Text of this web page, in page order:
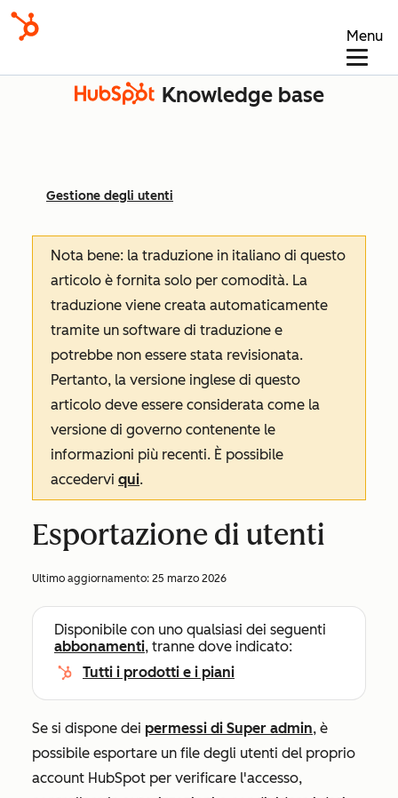
Menu
Knowledge base
Gestione degli utenti
Nota bene: la traduzione in italiano di questo
articolo è fornita solo per comodità. La
traduzione viene creata automaticamente
tramite un software di traduzione e
potrebbe non essere stata revisionata.
Pertanto, la versione inglese di questo
articolo deve essere considerata come la
versione di governo contenente le
informazioni più recenti. È possibile
accedervi qui.
Esportazione di utenti
Ultimo aggiornamento: 25 marzo 2026
Disponibile con uno qualsiasi dei seguenti
abbonamenti, tranne dove indicato:
Tutti i prodotti e i piani
Se si dispone dei permessi di Super admin, è
possibile esportare un file degli utenti del proprio
account HubSpot per verificare l'accesso,